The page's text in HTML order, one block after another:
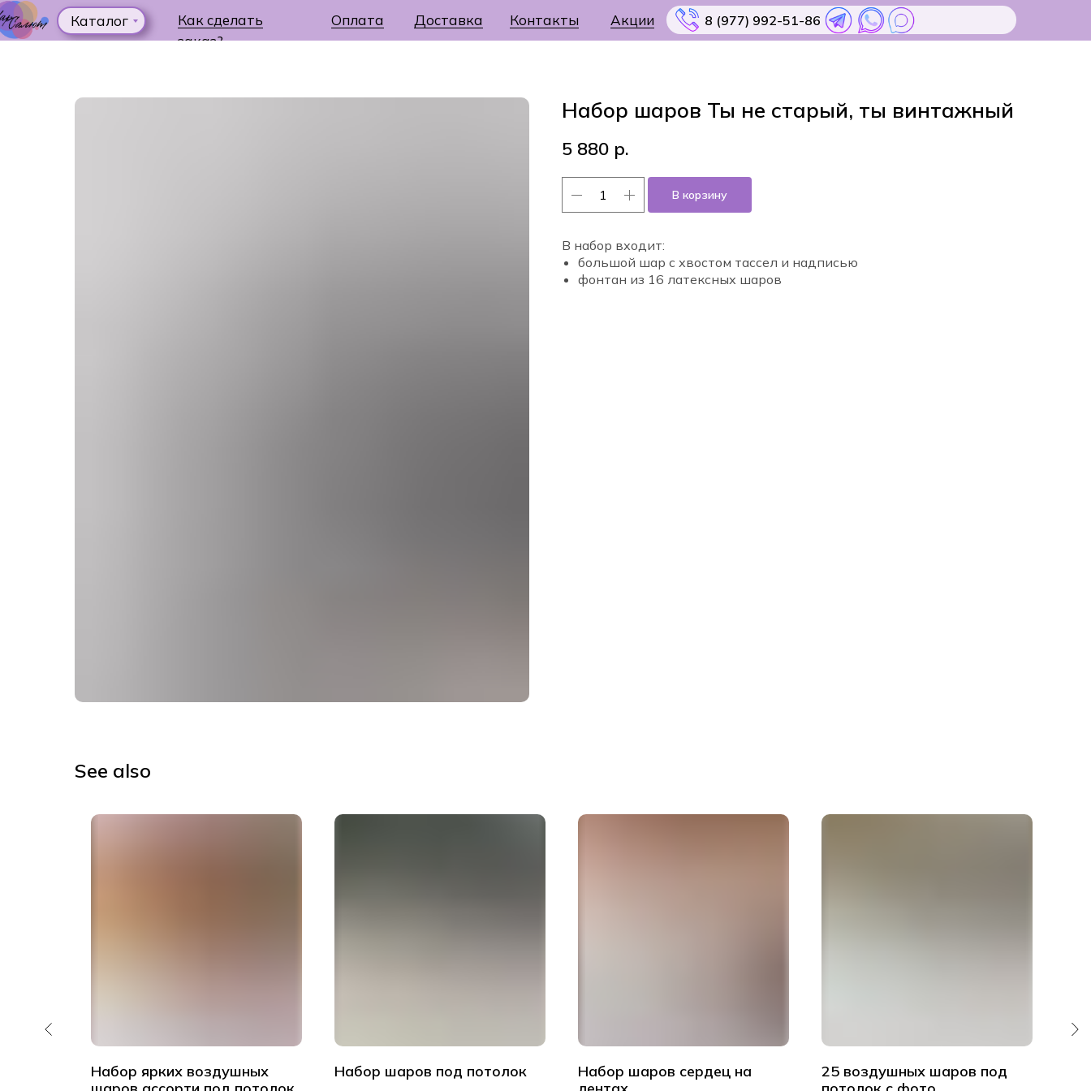
Доставка
Как сделать
заказ?
Оплата Акции
Контакты 8 (977) 992-51-86
Каталог
Набор шаров Ты не старый, ты винтажный
5 880 р.
В корзину
В набор входит:
большой шар с хвостом тассел и надписью
фонтан из 16 латексных шаров
See also
Набор ярких воздушных
Набор шаров под потолок
Набор шаров сердец на
25 воздушных шаров под